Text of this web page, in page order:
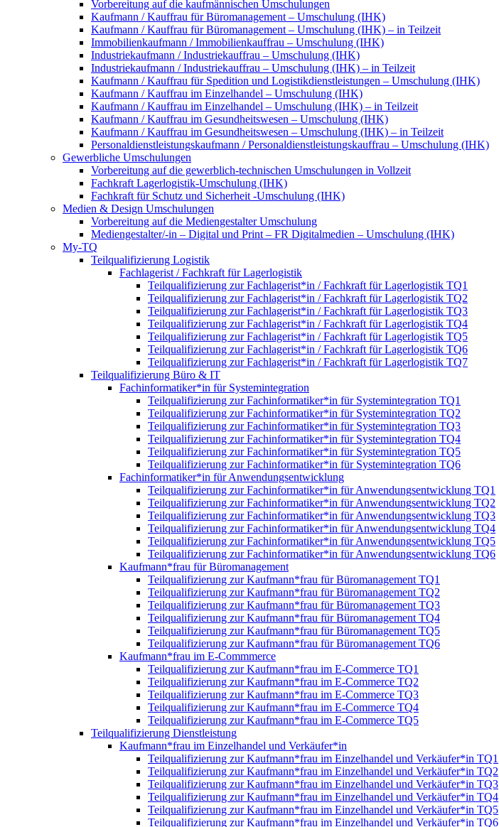
Vorbereitung auf die kaufmännischen Umschulungen
Kaufmann / Kauffrau für Büromanagement – Umschulung (IHK)
Kaufmann / Kauffrau für Büromanagement – Umschulung (IHK) – in Teilzeit
Immobilienkaufmann / Immobilienkauffrau – Umschulung (IHK)
Industriekaufmann / Industriekauffrau – Umschulung (IHK)
Industriekaufmann / Industriekauffrau – Umschulung (IHK) – in Teilzeit
Kaufmann / Kauffrau für Spedition und Logistikdienstleistungen – Umschulung (IHK)
Kaufmann / Kauffrau im Einzelhandel – Umschulung (IHK)
Kaufmann / Kauffrau im Einzelhandel – Umschulung (IHK) – in Teilzeit
Kaufmann / Kauffrau im Gesundheitswesen – Umschulung (IHK)
Kaufmann / Kauffrau im Gesundheitswesen – Umschulung (IHK) – in Teilzeit
Personaldienstleistungskaufmann / Personaldienstleistungskauffrau – Umschulung (IHK)
Gewerbliche Umschulungen
Vorbereitung auf die gewerblich-technischen Umschulungen in Vollzeit
Fachkraft Lagerlogistik-Umschulung (IHK)
Fachkraft für Schutz und Sicherheit -Umschulung (IHK)
Medien & Design Umschulungen
Vorbereitung auf die Mediengestalter Umschulung
Mediengestalter/-in – Digital und Print – FR Digitalmedien – Umschulung (IHK)
My-TQ
Teilqualifizierung Logistik
Fachlagerist / Fachkraft für Lagerlogistik
Teilqualifizierung zur Fachlagerist*in / Fachkraft für Lagerlogistik TQ1
Teilqualifizierung zur Fachlagerist*in / Fachkraft für Lagerlogistik TQ2
Teilqualifizierung zur Fachlagerist*in / Fachkraft für Lagerlogistik TQ3
Teilqualifizierung zur Fachlagerist*in / Fachkraft für Lagerlogistik TQ4
Teilqualifizierung zur Fachlagerist*in / Fachkraft für Lagerlogistik TQ5
Teilqualifizierung zur Fachlagerist*in / Fachkraft für Lagerlogistik TQ6
Teilqualifizierung zur Fachlagerist*in / Fachkraft für Lagerlogistik TQ7
Teilqualifizierung Büro & IT
Fachinformatiker*in für Systemintegration
Teilqualifizierung zur Fachinformatiker*in für Systemintegration TQ1
Teilqualifizierung zur Fachinformatiker*in für Systemintegration TQ2
Teilqualifizierung zur Fachinformatiker*in für Systemintegration TQ3
Teilqualifizierung zur Fachinformatiker*in für Systemintegration TQ4
Teilqualifizierung zur Fachinformatiker*in für Systemintegration TQ5
Teilqualifizierung zur Fachinformatiker*in für Systemintegration TQ6
Fachinformatiker*in für Anwendungsentwicklung
Teilqualifizierung zur Fachinformatiker*in für Anwendungsentwicklung TQ1
Teilqualifizierung zur Fachinformatiker*in für Anwendungsentwicklung TQ2
Teilqualifizierung zur Fachinformatiker*in für Anwendungsentwicklung TQ3
Teilqualifizierung zur Fachinformatiker*in für Anwendungsentwicklung TQ4
Teilqualifizierung zur Fachinformatiker*in für Anwendungsentwicklung TQ5
Teilqualifizierung zur Fachinformatiker*in für Anwendungsentwicklung TQ6
Kaufmann*frau für Büromanagement
Teilqualifizierung zur Kaufmann*frau für Büromanagement TQ1
Teilqualifizierung zur Kaufmann*frau für Büromanagement TQ2
Teilqualifizierung zur Kaufmann*frau für Büromanagement TQ3
Teilqualifizierung zur Kaufmann*frau für Büromanagement TQ4
Teilqualifizierung zur Kaufmann*frau für Büromanagement TQ5
Teilqualifizierung zur Kaufmann*frau für Büromanagement TQ6
Kaufmann*frau im E-Commmerce
Teilqualifizierung zur Kaufmann*frau im E-Commerce TQ1
Teilqualifizierung zur Kaufmann*frau im E-Commerce TQ2
Teilqualifizierung zur Kaufmann*frau im E-Commerce TQ3
Teilqualifizierung zur Kaufmann*frau im E-Commerce TQ4
Teilqualifizierung zur Kaufmann*frau im E-Commerce TQ5
Teilqualifizierung Dienstleistung
Kaufmann*frau im Einzelhandel und Verkäufer*in
Teilqualifizierung zur Kaufmann*frau im Einzelhandel und Verkäufer*in TQ1
Teilqualifizierung zur Kaufmann*frau im Einzelhandel und Verkäufer*in TQ2
Teilqualifizierung zur Kaufmann*frau im Einzelhandel und Verkäufer*in TQ3
Teilqualifizierung zur Kaufmann*frau im Einzelhandel und Verkäufer*in TQ4
Teilqualifizierung zur Kaufmann*frau im Einzelhandel und Verkäufer*in TQ5
Teilqualifizierung zur Kaufmann*frau im Einzelhandel und Verkäufer*in TQ6